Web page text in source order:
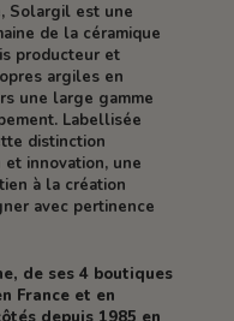
Solargil est une
de la céramique
producteur et
argiles en
une large gamme
Labellisée
distinction
innovation, une
à la création
avec pertinence
de ses 4 boutiques
France et en